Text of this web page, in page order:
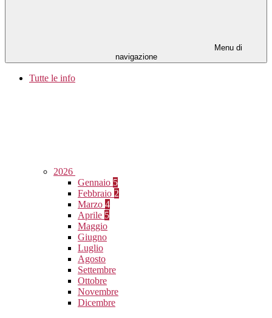
Menu di
navigazione
Tutte le info
2026
Gennaio 5
Febbraio 2
Marzo 4
Aprile 5
Maggio
Giugno
Luglio
Agosto
Settembre
Ottobre
Novembre
Dicembre